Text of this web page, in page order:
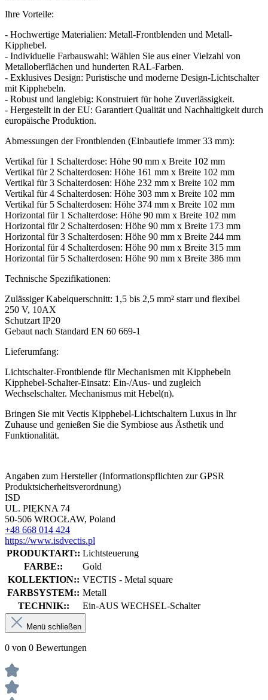
Ihre Vorteile:
- Hochwertige Materialien: Metall-Frontblenden und Metall-
Kipphebel.
- Individuelle Farbauswahl: Wählen Sie aus einer Vielzahl von
Metalloberflächen und hunderten RAL-Farben.
- Exklusives Design: Puristische und moderne Design-Lichtschalter
mit Kipphebeln.
- Robust und langlebig: Konstruiert für hohe Zuverlässigkeit.
- Hergestellt in der EU: Garantiert Qualität und Nachhaltigkeit durch
europäische Produktion.
Abmessungen der Frontblenden (Einbautiefe immer 33 mm):
Vertikal für 1 Schalterdose: Höhe 90 mm x Breite 102 mm
Vertikal für 2 Schalterdosen: Höhe 161 mm x Breite 102 mm
Vertikal für 3 Schalterdosen: Höhe 232 mm x Breite 102 mm
Vertikal für 4 Schalterdosen: Höhe 303 mm x Breite 102 mm
Vertikal für 5 Schalterdosen: Höhe 374 mm x Breite 102 mm
Horizontal für 1 Schalterdose: Höhe 90 mm x Breite 102 mm
Horizontal für 2 Schalterdosen: Höhe 90 mm x Breite 173 mm
Horizontal für 3 Schalterdosen: Höhe 90 mm x Breite 244 mm
Horizontal für 4 Schalterdosen: Höhe 90 mm x Breite 315 mm
Horizontal für 5 Schalterdosen: Höhe 90 mm x Breite 386 mm
Technische Spezifikationen:
Zulässiger Kabelquerschnitt: 1,5 bis 2,5 mm² starr und flexibel
250 V, 10AX
Schutzart IP20
Gebaut nach Standard EN 60 669-1
Lieferumfang:
Lichtschalter-Frontblende für Mechanismen mit Kipphebeln
Kipphebel-Schalter-Einsatz: Ein-/Aus- und zugleich
Wechselschalter. Mechanismus mit Hebel(n).
Bringen Sie mit Vectis Kipphebel-Lichtschaltern Luxus in Ihr
Zuhause und genießen Sie die Symbiose aus Ästhetik und
Funktionalität.
Angaben zum Hersteller (Informationspflichten zur GPSR
Produktsicherheitsverordnung)
ISD
UL. PIĘKNA 74
50-506 WROCŁAW, Poland
+48 668 014 424
https://www.isdvectis.pl
PRODUKTART:: Lichtsteuerung
FARBE::
Gold
KOLLEKTION:: VECTIS - Metal square
FARBSYSTEM:: Metall
TECHNIK::
Ein-AUS WECHSEL-Schalter
Menü schließen
0 von 0 Bewertungen